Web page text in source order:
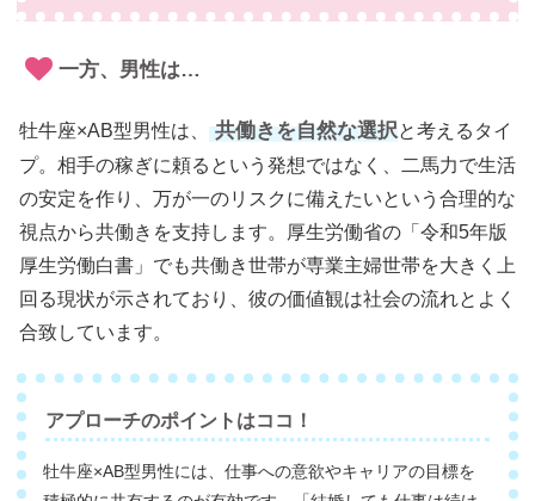
一方、男性は…
牡牛座×AB型男性は、 共働きを自然な選択と考えるタイ
プ。相手の稼ぎに頼るという発想ではなく、二馬力で生活
の安定を作り、万が一のリスクに備えたいという合理的な
視点から共働きを支持します。厚生労働省の「令和5年版
厚生労働白書」でも共働き世帯が専業主婦世帯を大きく上
回る現状が示されており、彼の価値観は社会の流れとよく
合致しています。
アプローチのポイントはココ！
牡牛座×AB型男性には、仕事への意欲やキャリアの目標を